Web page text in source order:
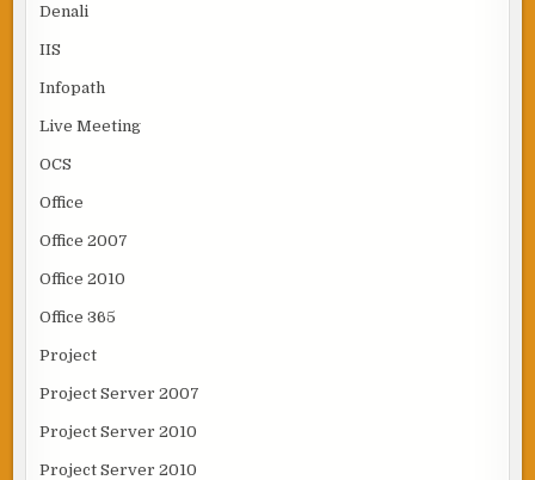
Denali
IIS
Infopath
Live Meeting
OCS
Office
Office 2007
Office 2010
Office 365
Project
Project Server 2007
Project Server 2010
Project Server 2010